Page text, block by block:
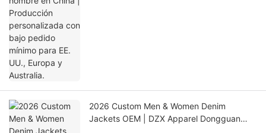
2026 Custom Men & Women Denim
Jackets OEM | DZX Apparel Dongguan